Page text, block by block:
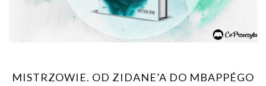
MISTRZOWIE. OD ZIDANE’A DO MBAPPÉGO